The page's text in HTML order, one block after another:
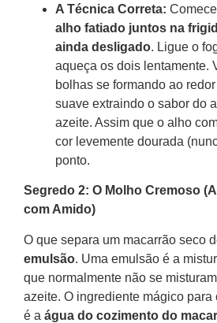
A Técnica Correta:
alho fatiado juntos na
ainda desligado. Ligue o
aqueça os dois lentamente.
bolhas se formando ao
suave extraindo o sabor do
azeite. Assim que o alho
cor levemente dourada
ponto.
Segredo 2: O Molho Cremoso
com Amido)
O que separa um macarrão seco
emulsão. Uma emulsão é a
que normalmente não se
azeite. O ingrediente mágico para
é a água do cozimento do